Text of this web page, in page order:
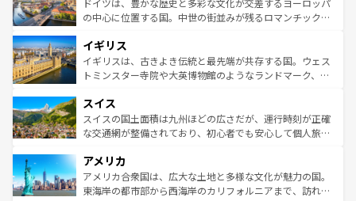
ンテンツ一覧を参照してほしい。
から魅了する。また、フランスは美食の国としても知ら
いる。シャンパンの発祥地であるランス、プロヴァンスの
香り高いラベンダー畑など、多彩な楽しみ方が可能だ。さ
らに、パリ以外の地域にも魅力が溢れており、どの街角に
れる地方に足を運ぶとそれぞれで全く異なる文化を体験で
きるだろう。 なお、新着のフランス情報はコンテンツ一覧
を参照してほしい。
ドイツは、豊かな歴史と多彩な文化が交差するヨーロッパ
の中心に位置する国。中世の街並みが残るロマンチック街
顔を持つこの国は、どこを歩いても飽きることがない。ベ
ルリンの文化的活気、バイエルン州のアルプスの絶景、そ
してライン川沿いのワイン畑といった風景は必見。ビール
は、お酒好きな人にはぜひ体験してほしい。 なお、新着の
ドイツ情報はコンテンツ一覧を参照してほしい。
イギリス
イギリスは、古きよき伝統と最先端が共存する国。ウェス
トミンスター寺院や大英博物館のようなランドマーク、歴
リアごとに異なる魅力がある。また、優雅なアフタヌーン
ティー、ビール好きにはたまらない英国パブ、サッカー観
戦など、本場だからこそできる体験も豊富。イギリスを旅
ンツ一覧を参照してほしい。
スイス
スイスの国土面積は九州ほどの広さだが、運行時刻が正確
な交通網が整備されており、初心者でも安心して個人旅行
の建物がそのまま残る町や、スイスならではのユニークな
博物館もあり、アルプス観光だけでなく町歩きも満喫する
ことができる。国民の所得が高いため物価も高いが、旅行
アメリカ
アメリカ合衆国は、広大な土地と多様な文化が魅力の国。
東海岸の都市部から西海岸のカリフォルニアまで、訪れる